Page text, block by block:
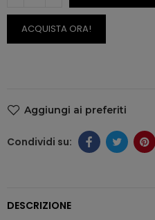
ACQUISTA ORA!
Aggiungi ai preferiti
DESCRIZIONE